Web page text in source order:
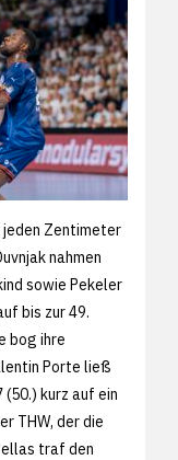
jeden Zentimeter
nahmen
sowie Pekeler
bis zur 49.
bog ihre
Porte ließ
kurz auf ein
THW, der die
traf den